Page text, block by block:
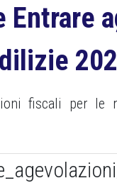
Entrare
fiscali per le